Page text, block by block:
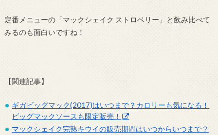
定番メニューの「マックシェイク ストロベリー」と飲み比べて
みるのも面白いですね！
【関連記事】
ギガビッグマック(2017)はいつまで？カロリーも気になる！
ビッグマックソースも限定販売！
マックシェイク完熟キウイの販売期間はいつからいつまで？